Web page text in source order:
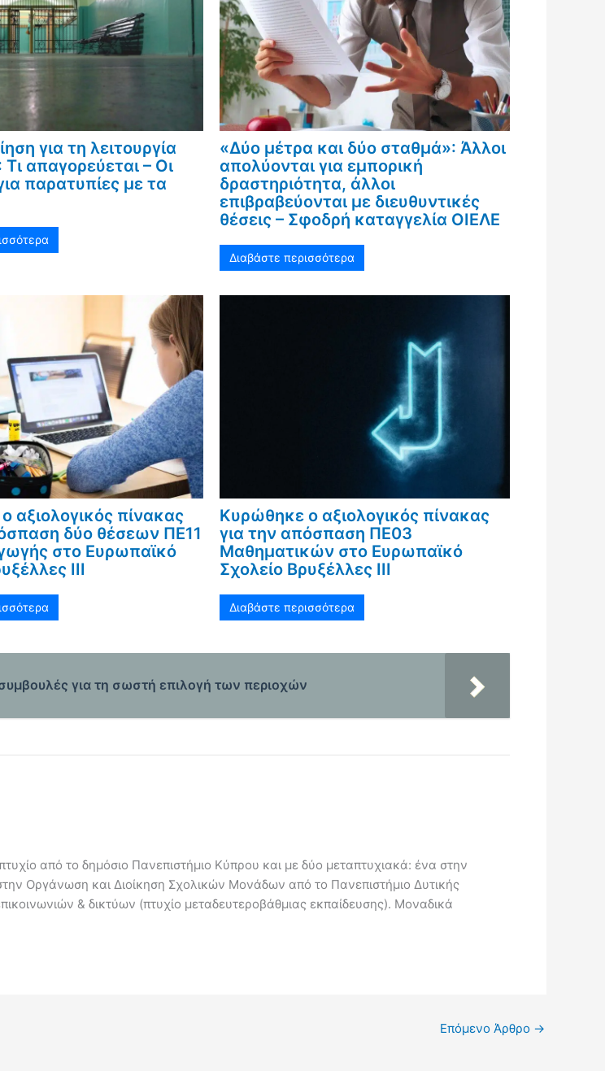
για τη λειτουργία
απαγορεύεται – Οι
παρατυπίες με τα
«Δύο μέτρα και δύο σταθμά»: Άλλοι
απολύονται για εμπορική
δραστηριότητα, άλλοι
επιβραβεύονται με διευθυντικές
θέσεις – Σφοδρή καταγγελία ΟΙΕΛΕ
Διαβάστε περισσότερα
αξιολογικός πίνακας
δύο θέσεων ΠΕ11
στο Ευρωπαϊκό
ΙΙΙ
Κυρώθηκε ο αξιολογικός πίνακας
για την απόσπαση ΠΕ03
Μαθηματικών στο Ευρωπαϊκό
Σχολείο Βρυξέλλες ΙΙΙ
Διαβάστε περισσότερα
για τη σωστή επιλογή των περιοχών
από το δημόσιο Πανεπιστήμιο Κύπρου και με δύο μεταπτυχιακά: ένα στην
Οργάνωση και Διοίκηση Σχολικών Μονάδων από το Πανεπιστήμιο Δυτικής
& δικτύων (πτυχίο μεταδευτεροβάθμιας εκπαίδευσης). Μοναδικά
Επόμενο Άρθρο →